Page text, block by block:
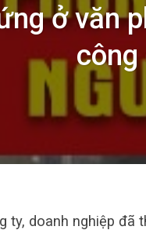
ở văn
công
ty, doanh nghiệp đã